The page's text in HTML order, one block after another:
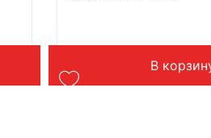
Вес: 1,5 кг
В